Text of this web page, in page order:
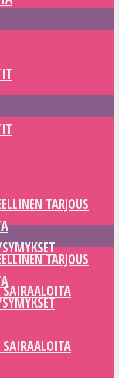
TARJOUS
SAIRAALOITA
TARJOUS
SAIRAALOITA